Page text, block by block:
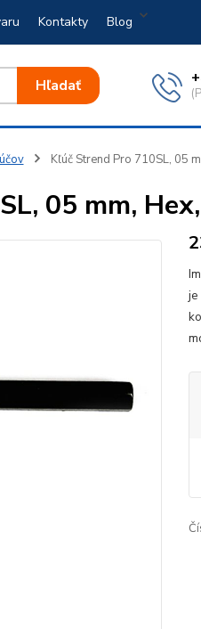
Kontakty Blog
Hľadať
Kľúč Strend Pro 710SL, 05
05 mm,